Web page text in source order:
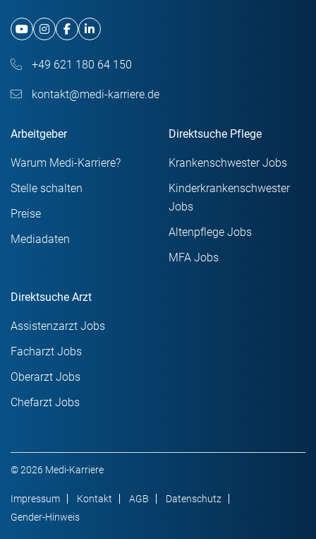
+49 621 180 64 150
kontakt@medi-karriere.de
Arbeitgeber
Warum Medi-Karriere?
Stelle schalten
Preise
Mediadaten
Direktsuche Pflege
Krankenschwester Jobs
Kinderkrankenschwester
Jobs
Altenpflege Jobs
MFA Jobs
Direktsuche Arzt
Assistenzarzt Jobs
Facharzt Jobs
Oberarzt Jobs
Chefarzt Jobs
© 2026 Medi-Karriere
Impressum Kontakt AGB
Datenschutz
Gender-Hinweis